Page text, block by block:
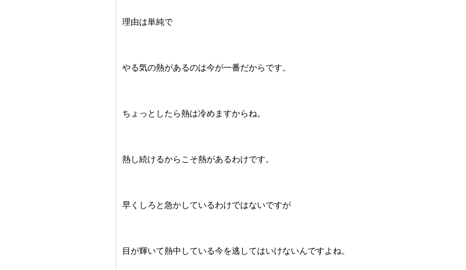
理由は単純で
やる気の熱があるのは今が一番だからです。
ちょっとしたら熱は冷めますからね。
熱し続けるからこそ熱があるわけです。
早くしろと急かしているわけではないですが
目が輝いて熱中している今を逃してはいけないんですよね。